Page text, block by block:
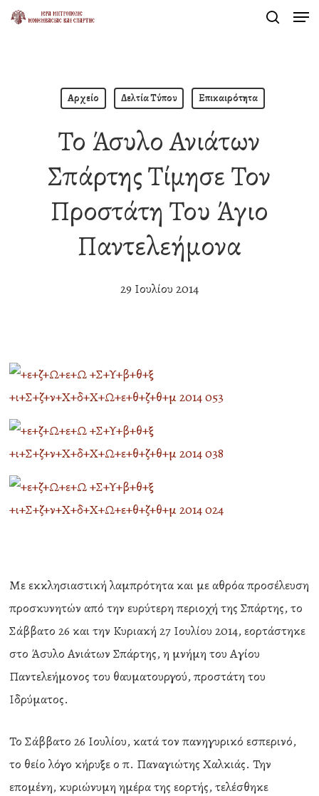
Skip
Αρχείο Δελτία Τύπου Επικαιρότητα
Το Άσυλο Ανιάτων
Σπάρτης Τίμησε Τον
Προστάτη Του Άγιο
Παντελεήμονα
29 Ιουλίου 2014
Με εκκλησιαστική λαμπρότητα και με αθρόα προσέλευση
προσκυνητών από την ευρύτερη περιοχή της Σπάρτης, το
Σάββατο 26 και την Κυριακή 27 Ιουλίου 2014, εορτάστηκε
στο Άσυλο Ανιάτων Σπάρτης, η μνήμη του Αγίου
Παντελεήμονος του θαυματουργού, προστάτη του
Ιδρύματος.
Το Σάββατο 26 Ιουλίου, κατά τον πανηγυρικό εσπερινό,
το θείο λόγο κήρυξε ο π. Παναγιώτης Χαλκιάς. Την
επομένη, κυριώνυμη ημέρα της εορτής, τελέσθηκε